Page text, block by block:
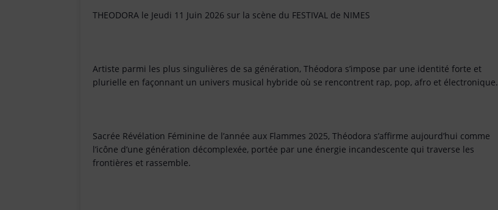
THEODORA le Jeudi 11 Juin 2026 sur la scène du FESTIVAL de NIMES
Artiste parmi les plus singulières de sa génération, Théodora s’impose par une identité forte et
plurielle en façonnant un univers musical hybride où se rencontrent rap, pop, afro et électronique.
Sacrée Révélation Féminine de l’année aux Flammes 2025, Théodora s’affirme aujourd’hui comme
l’icône d’une génération décomplexée, portée par une énergie incandescente qui traverse les
frontières et rassemble.